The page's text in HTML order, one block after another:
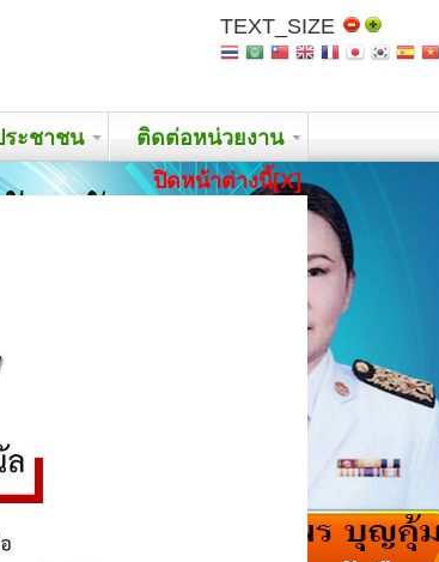
TEXT_SIZE
ระชาชน ติดต่อหน่วยงาน
ปิดหน้าต่างนี้[X]